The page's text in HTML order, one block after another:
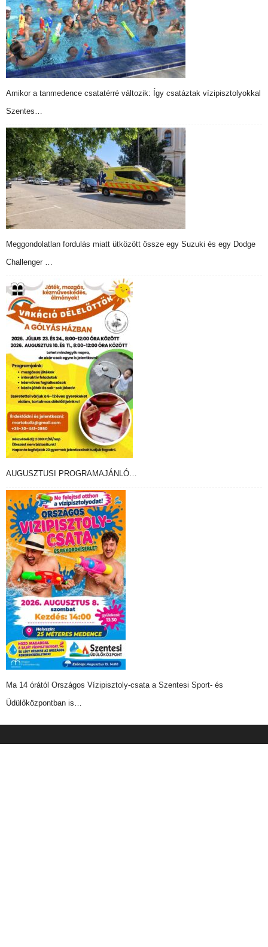
Amikor a tanmedence csatatérré változik: Így csatáztak vízipisztolyokkal
Szentes…
Meggondolatlan fordulás miatt ütközött össze egy Suzuki és egy Dodge
Challenger …
AUGUSZTUSI PROGRAMAJÁNLÓ…
Ma 14 órától Országos Vízipisztoly-csata a Szentesi Sport- és
Üdülőközpontban is…